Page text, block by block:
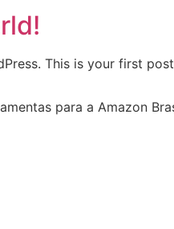
This is your first
para a Amazon